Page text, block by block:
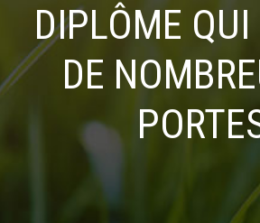
DIPLÔME QUI
DE